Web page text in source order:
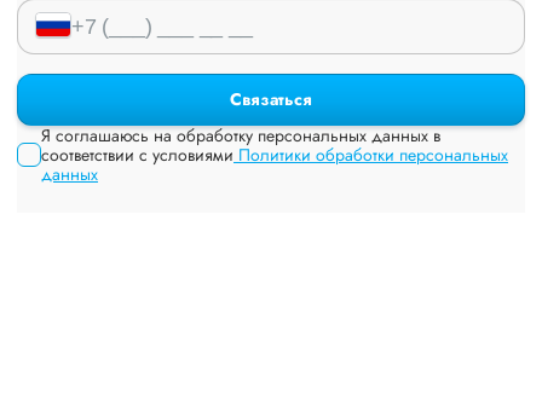
Я соглашаюсь на обработку персональных данных в
соответствии с условиями Политики обработки персональных
данных
Связаться